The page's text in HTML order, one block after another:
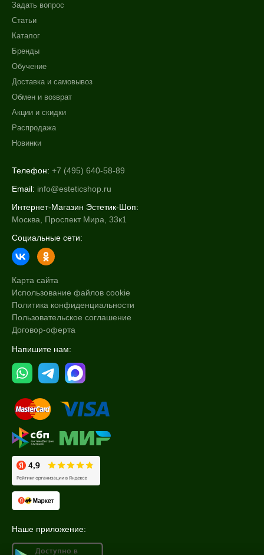
Задать вопрос
Статьи
Каталог
Бренды
Обучение
Доставка и самовывоз
Обмен и возврат
Акции и скидки
Распродажа
Новинки
Телефон: +7 (495) 640-58-89
Email: info@esteticshop.ru
Интернет-Магазин Эстетик-Шоп:
Москва, Проспект Мира, 33к1
Социальные сети:
Карта сайта
Использование файлов cookie
Политика конфиденциальности
Пользовательское соглашение
Договор-оферта
Напишите нам:
Наше приложение: